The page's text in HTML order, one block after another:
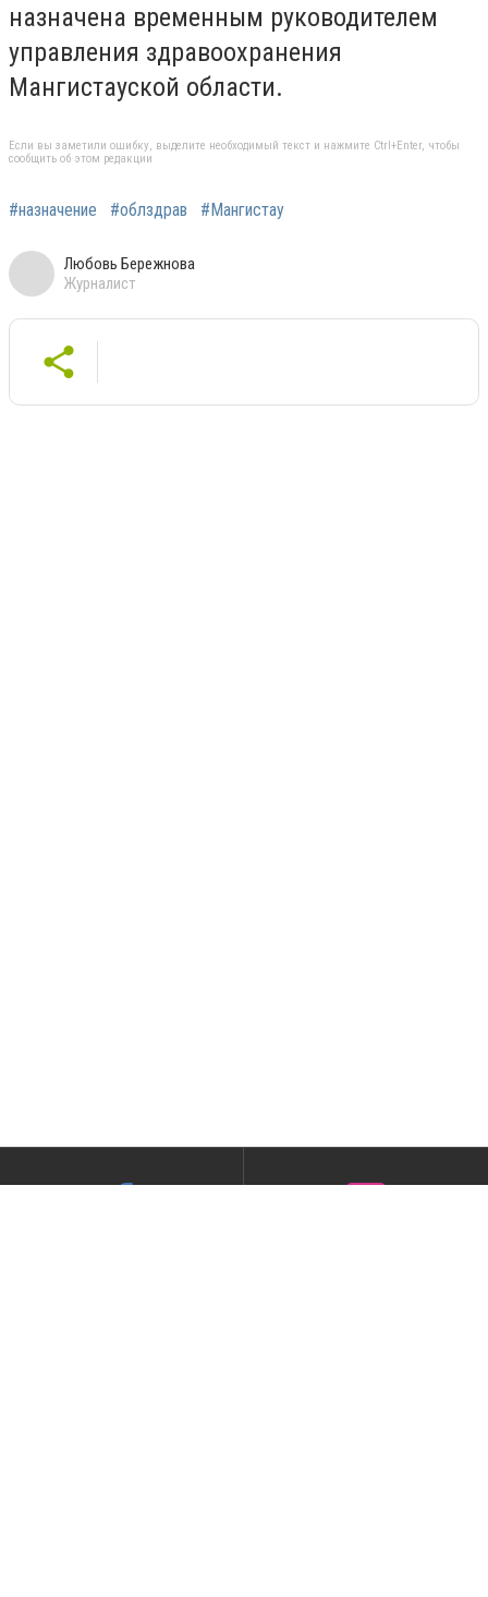
назначена временным руководителем
управления здравоохранения
Мангистауской области.
Если вы заметили ошибку, выделите необходимый текст и нажмите Ctrl+Enter, чтобы
сообщить об этом редакции
#назначение #облздрав #Мангистау
Любовь Бережнова
Журналист